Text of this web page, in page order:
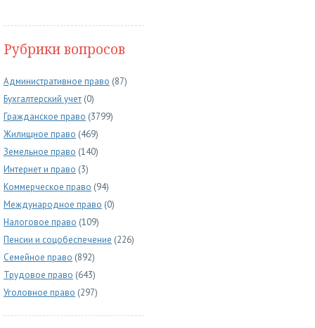
Рубрики вопросов
Административное право (87)
Бухгалтерский учет (0)
Гражданское право (3799)
Жилищное право (469)
Земельное право (140)
Интернет и право (3)
Коммерческое право (94)
Международное право (0)
Налоговое право (109)
Пенсии и соцобеспечение (226)
Семейное право (892)
Трудовое право (643)
Уголовное право (297)